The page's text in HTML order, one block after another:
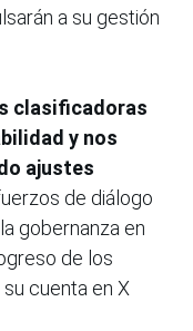
a su gestión
clasificadoras
y nos
ajustes
de diálogo
gobernanza en
de los
cuenta en X